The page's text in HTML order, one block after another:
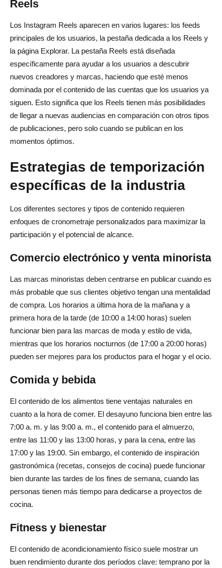
Reels
Los Instagram Reels aparecen en varios lugares: los feeds
principales de los usuarios, la pestaña dedicada a los Reels y
la página Explorar. La pestaña Reels está diseñada
específicamente para ayudar a los usuarios a descubrir
nuevos creadores y marcas, haciendo que esté menos
dominada por el contenido de las cuentas que los usuarios ya
siguen. Esto significa que los Reels tienen más posibilidades
de llegar a nuevas audiencias en comparación con otros tipos
de publicaciones, pero solo cuando se publican en los
momentos óptimos.
Estrategias de temporización
específicas de la industria
Los diferentes sectores y tipos de contenido requieren
enfoques de cronometraje personalizados para maximizar la
participación y el potencial de alcance.
Comercio electrónico y venta minorista
Las marcas minoristas deben centrarse en publicar cuando es
más probable que sus clientes objetivo tengan una mentalidad
de compra. Los horarios a última hora de la mañana y a
primera hora de la tarde (de 10:00 a 14:00 horas) suelen
funcionar bien para las marcas de moda y estilo de vida,
mientras que los horarios nocturnos (de 17:00 a 20:00 horas)
pueden ser mejores para los productos para el hogar y el ocio.
Comida y bebida
El contenido de los alimentos tiene ventajas naturales en
cuanto a la hora de comer. El desayuno funciona bien entre las
7:00 a. m. y las 9:00 a. m., el contenido para el almuerzo,
entre las 11:00 y las 13:00 horas, y para la cena, entre las
17:00 y las 19:00. Sin embargo, el contenido de inspiración
gastronómica (recetas, consejos de cocina) puede funcionar
bien durante las tardes de los fines de semana, cuando las
personas tienen más tiempo para dedicarse a proyectos de
cocina.
Fitness y bienestar
El contenido de acondicionamiento físico suele mostrar un
buen rendimiento durante dos períodos clave: temprano por la